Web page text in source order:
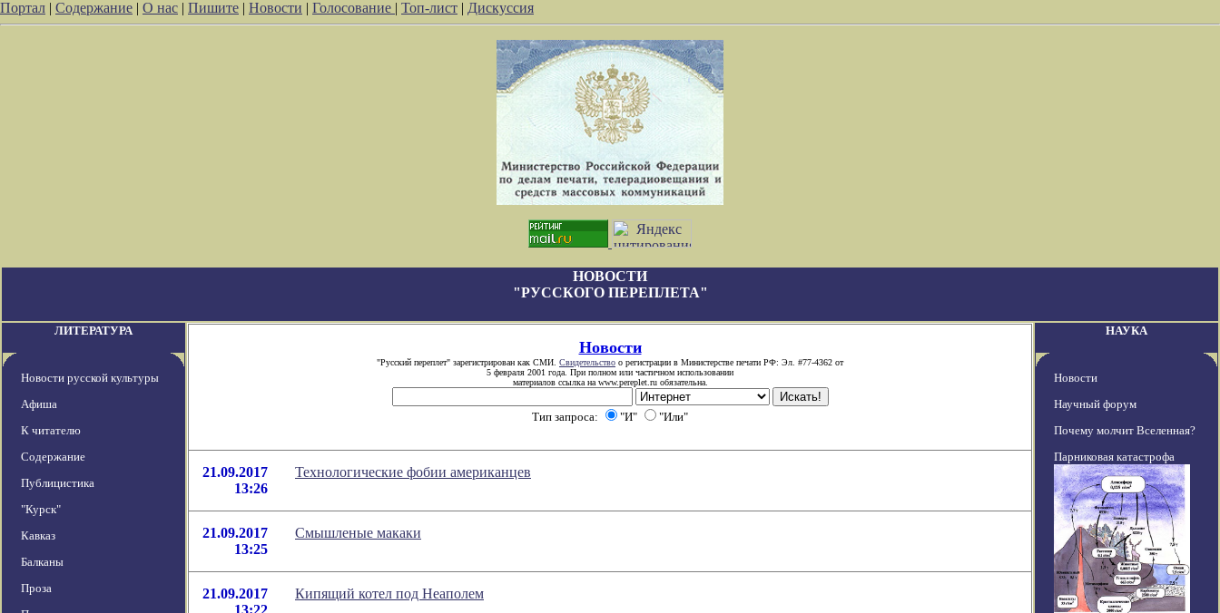
Портал | Содержание | О нас | Пишите | Новости | Голосование | Топ-лист | Дискуссия
НОВОСТИ
"РУССКОГО ПЕРЕПЛЕТА"
ЛИТЕРАТУРА
Новости русской культуры
Афиша
К читателю
Содержание
Публицистика
"Курск"
Кавказ
Балканы
Проза
Новости
"Русский переплет" зарегистрирован как СМИ. Свидетельство о регистрации в Министерстве печати РФ: Эл. #77-4362 от
5 февраля 2001 года. При полном или частичном использовании
материалов ссылка на www.pereplet.ru обязательна.
Тип запроса: "И" "Или"
21.09.2017
13:26
Технологические фобии американцев
21.09.2017
13:25
Смышленые макаки
21.09.2017
Кипящий котел под Неаполем
НАУКА
Новости
Научный форум
Почему молчит Вселенная?
Парниковая катастрофа